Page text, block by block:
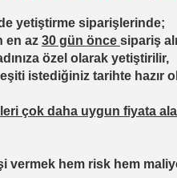
yetiştirme siparişlerinde;
en az 30 gün önce sipariş
özel olarak yetiştirilir,
istediğiniz tarihte hazır
çok daha uygun fiyata
hem risk hem